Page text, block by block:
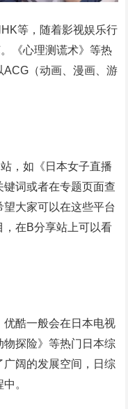
等，随着影视娱乐行
《心理测谎术》等热
ACG（动画、漫画、游
，如《日本女子直播
词或者在专题页面查
大家可以在这些平台
，在B分享站上可以看
酷一般会在日本电视
探险》等热门日本综
阔的发展空间，日综
。